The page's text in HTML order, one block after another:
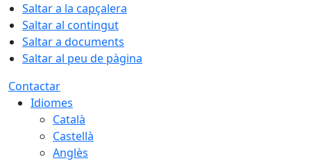
Saltar a la capçalera
Saltar al contingut
Saltar a documents
Saltar al peu de pàgina
Contactar
Idiomes
Català
Castellà
Anglès